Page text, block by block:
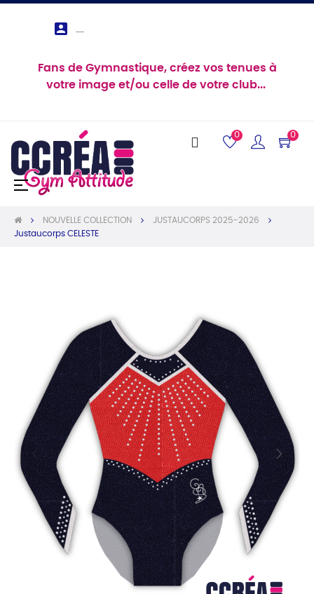

Fans de Gymnastique, créez vos tenues à
votre image et/ou celle de votre club...
0 0
Basculer
☰
NOUVELLE COLLECTION
JUSTAUCORPS 2025-2026
Justaucorps CELESTE